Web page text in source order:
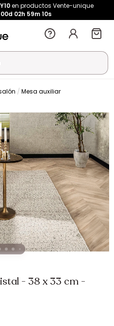
en productos Vente-unique
00d 02h 59m 09s
Mesa auxiliar
- 38 x 33 cm -